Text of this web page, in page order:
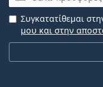
Συγκατατίθεμαι
μου και στην